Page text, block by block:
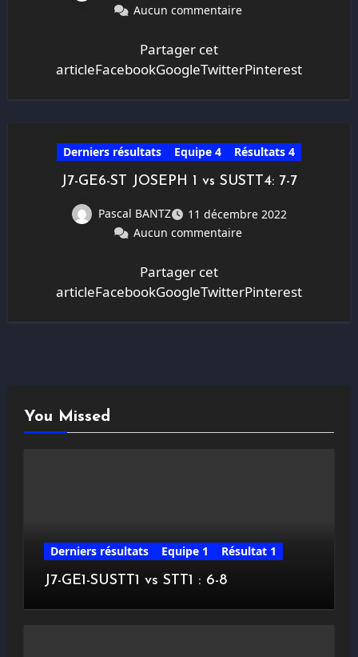
Aucun commentaire
Partager cet
articleFacebookGoogleTwitterPinterest
Derniers résultats Equipe 4 Résultats 4
J7-GE6-ST JOSEPH 1 vs SUSTT4: 7-7
Pascal BANTZ
11 décembre 2022
Aucun commentaire
Partager cet
articleFacebookGoogleTwitterPinterest
You Missed
Derniers résultats Equipe 1
Résultat 1
J7-GE1-SUSTT1 vs STT1 : 6-8